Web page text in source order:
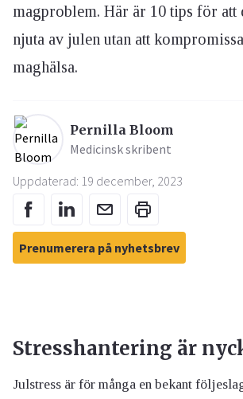
magproblem. Här är 10 tips för att
njuta av julen utan att
maghälsa.
Pernilla Bloom
Medicinsk skribent
Uppdaterad: 19 december, 2023
Prenumerera på nyhetsbrev
Stresshantering är
Julstress är för många en bekant